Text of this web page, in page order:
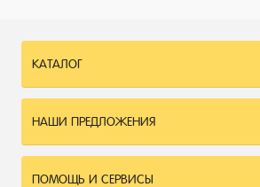
КАТАЛОГ
НАШИ ПРЕДЛОЖЕНИЯ
ПОМОЩЬ И СЕРВИСЫ